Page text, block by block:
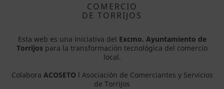
COMERCIO
DE TORRIJOS
Esta web es una iniciativa del Excmo. Ayuntamiento de
Torrijos para la transformación tecnológica del comercio
local.
Colabora ACOSETO l Asociación de Comerciantes y Servicios
de Torrijos